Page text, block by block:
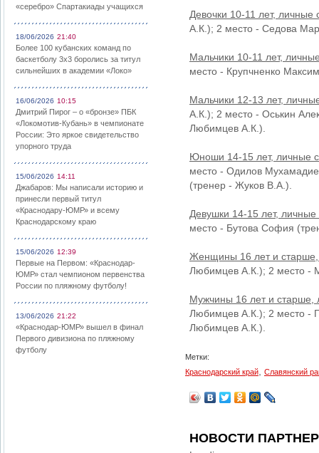
«серебро» Спартакиады учащихся
18/06/2026 21:40
Более 100 кубанских команд по
баскетболу 3х3 боролись за титул
сильнейших в академии «Локо»
16/06/2026 10:15
Дмитрий Пирог – о «бронзе» ПБК
«Локомотив-Кубань» в чемпионате
России: Это яркое свидетельство
упорного труда
15/06/2026 14:11
Джабаров: Мы написали историю и
принесли первый титул
«Краснодару-ЮМР» и всему
Краснодарскому краю
15/06/2026 12:39
Первые на Первом: «Краснодар-
ЮМР» стал чемпионом первенства
России по пляжному футболу!
13/06/2026 21:22
«Краснодар-ЮМР» вышел в финал
Первого дивизиона по пляжному
футболу
Девочки 10-11 лет, личные
А.К.); 2 место - Седова
Мальчики 10-11 лет,
место - Крупчненко
Мальчики 12-13 лет,
А.К.); 2 место - Оськин
Любимцев А.К.).
Юноши 14-15 лет, личные
место - Одилов
(тренер - Жуков В.А.).
Девушки 14-15 лет,
место - Бутова София
Женщины 16 лет и старше,
Любимцев А.К.); 2 место -
Мужчины 16 лет и старше,
Любимцев А.К.); 2 место -
Любимцев А.К.).
Метки:
Краснодарский край
Славянский
НОВОСТИ